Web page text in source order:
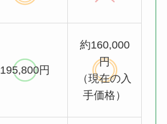
195,800円
約160,000
円
（現在の入
手価格）